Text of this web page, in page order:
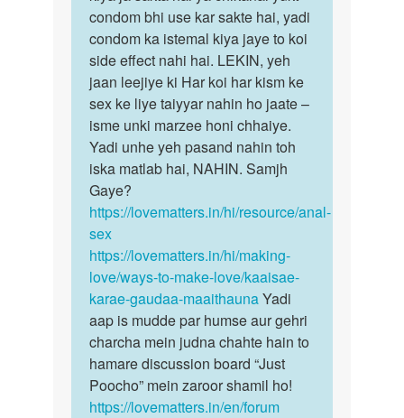
condom bhi use kar sakte hai, yadi
condom ka istemal kiya jaye to koi
side effect nahi hai. LEKIN, yeh
jaan leejiye ki Har koi har kism ke
sex ke liye taiyyar nahin ho jaate –
isme unki marzee honi chhaiye.
Yadi unhe yeh pasand nahin toh
iska matlab hai, NAHIN. Samjh
Gaye?
https://lovematters.in/hi/resource/anal-
sex
https://lovematters.in/hi/making-
love/ways-to-make-love/kaaisae-
karae-gaudaa-maaithaunaYadi
aap is mudde par humse aur gehri
charcha mein judna chahte hain to
hamare discussion board “Just
Poocho” mein zaroor shamil ho!
https://lovematters.in/en/forum